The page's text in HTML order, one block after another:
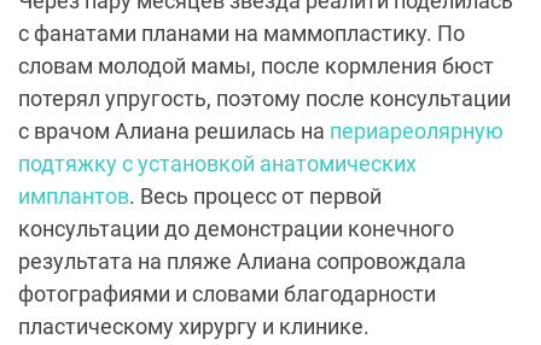
с фанатами планами на маммопластику. По
словам молодой мамы, после кормления бюст
потерял упругость, поэтому после консультации
с врачом Алиана решилась на периареолярную
подтяжку с установкой анатомических
имплантов. Весь процесс от первой
консультации до демонстрации конечного
результата на пляже Алиана сопровождала
фотографиями и словами благодарности
пластическому хирургу и клинике.